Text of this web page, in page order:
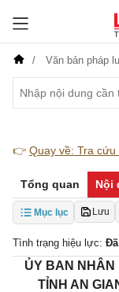
Văn bản pháp
👉 Quay về: Tra
Tổng quan Nội
Mục lục Lưu
Tình trạng hiệu lực:
ỦY BAN NHÂN
TỈNH AN